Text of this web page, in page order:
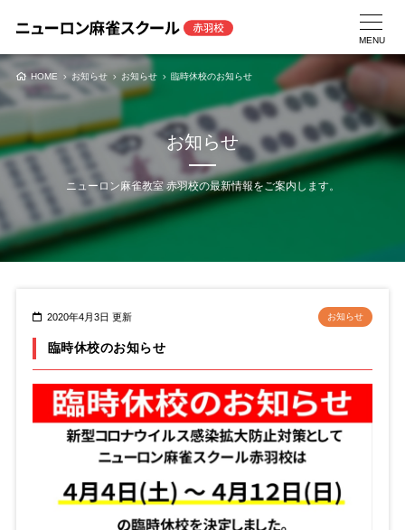
HOME お知らせ お知らせ 臨時休校のお知らせ
お知らせ
ニューロン麻雀教室 赤羽校の最新情報をご案内します。
2020年4月3日 更新 お知らせ
臨時休校のお知らせ